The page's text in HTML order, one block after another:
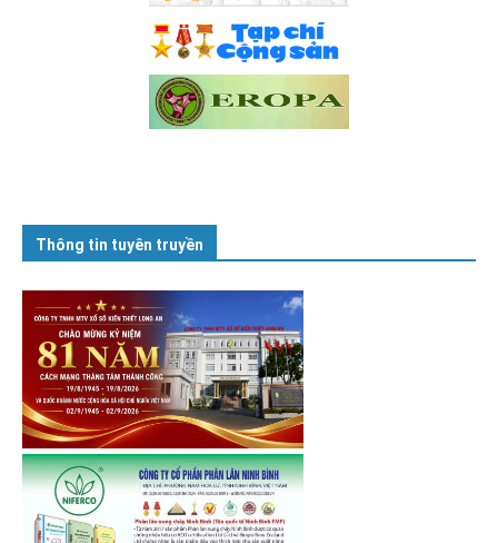
Thông tin tuyên truyền